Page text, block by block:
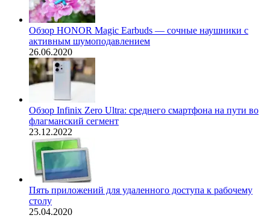
Обзор HONOR Magic Earbuds — сочные наушники с
активным шумоподавлением
26.06.2020
Обзор Infinix Zero Ultra: среднего смартфона на пути во
флагманский сегмент
23.12.2022
Пять приложений для удаленного доступа к рабочему
столу
25.04.2020